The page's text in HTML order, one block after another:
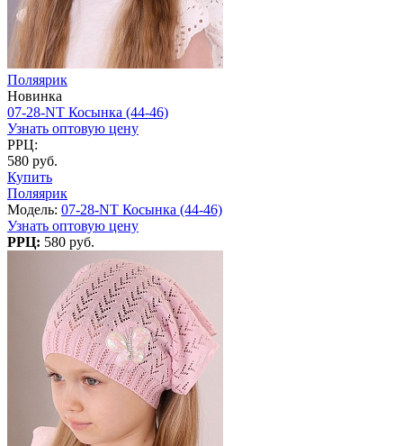
Поляярик
Новинка
07-28-NT Косынка (44-46)
Узнать оптовую цену
РРЦ:
580 руб.
Купить
Поляярик
Модель: 07-28-NT Косынка (44-46)
Узнать оптовую цену
РРЦ: 580 руб.